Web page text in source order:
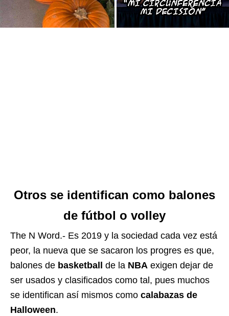
Otros se identifican como balones
de fútbol o volley
The N Word.- Es 2019 y la sociedad cada vez está
peor, la nueva que se sacaron los progres es que,
balones de basketball de la NBA exigen dejar de
ser usados y clasificados como tal, pues muchos
se identifican así mismos como calabazas de
Halloween.